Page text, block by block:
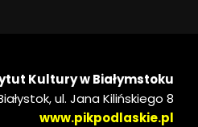
Kultury w Białymstoku
ul. Jana Kilińskiego 8
www.pikpodlaskie.pl